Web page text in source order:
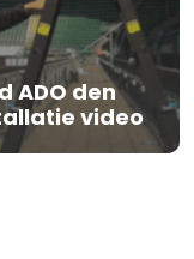
ADO den
video